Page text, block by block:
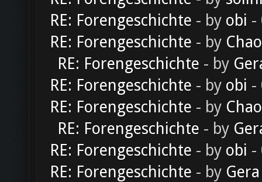
RE: Forengeschichte - by obi -
RE: Forengeschichte - by
RE: Forengeschichte - by
RE: Forengeschichte - by obi -
RE: Forengeschichte - by
RE: Forengeschichte - by
RE: Forengeschichte - by obi -
RE: Forengeschichte - by Gera